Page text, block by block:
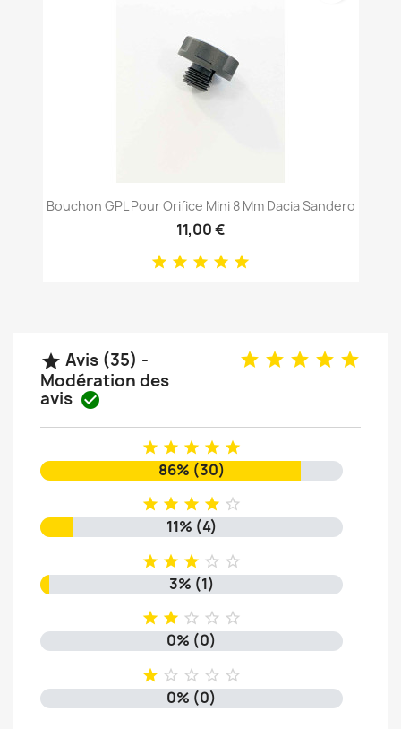
Bouchon GPL Pour Orifice Mini 8 Mm Dacia Sandero
11,00 €
 Avis (35) -
Modération des
avis 
    
86% (30)
    
11% (4)
    
3% (1)
    
0% (0)
    
0% (0)